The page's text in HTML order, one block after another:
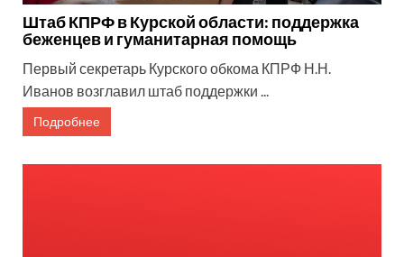
Штаб КПРФ в Курской области: поддержка
беженцев и гуманитарная помощь
Первый секретарь Курского обкома КПРФ Н.Н.
Иванов возглавил штаб поддержки ...
Подробнее